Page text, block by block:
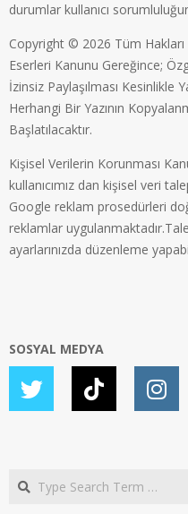
durumlar kullanıcı
Copyright © 2026 Tüm Hakları
Eserleri Kanunu Gereğince;
İzinsiz Paylaşılması Kesinlikle
Herhangi Bir Yazının
Başlatılacaktır.
Kişisel Verilerin Korunması
kullanıcımız dan kişisel veri
Google reklam prosedürleri
reklamlar
ayarlarınızda düzenleme
SOSYAL MEDYA
Search